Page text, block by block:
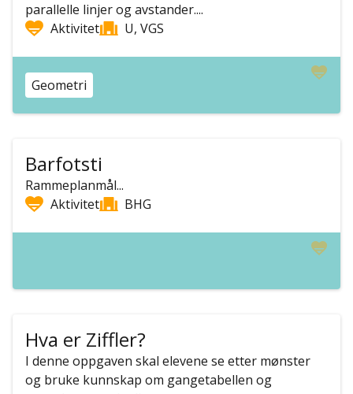
parallelle linjer og avstander....
Aktivitet
U, VGS
Geometri
Barfotsti
Rammeplanmål...
Aktivitet
BHG
Hva er Ziffler?
I denne oppgaven skal elevene se etter mønster
og bruke kunnskap om gangetabellen og